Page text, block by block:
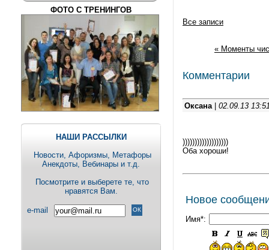
ФОТО С ТРЕНИНГОВ
НАШИ РАССЫЛКИ
Новости, Aфоризмы, Метафоры
Анекдоты, Вебинары и т.д.
Посмотрите и выберете те, что
нравятся Вам.
e-mail
Все записи
« Моменты
Комментарии
Оксана 02.09.13
)))))))))))))))))))
Оба хороши!
Новое
Имя*: